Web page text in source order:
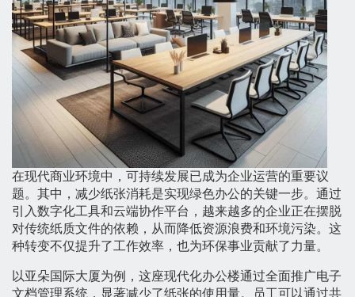
在现代商业环境中，可持续发展已成为企业运营的重要议
题。其中，减少纸张消耗是实现绿色办公的关键一步。通过
引入数字化工具和云端协作平台，越来越多的企业正在摆脱
对传统纸质文件的依赖，从而降低资源浪费和环境污染。这
种转变不仅提升了工作效率，也为环保事业贡献了力量。
以亚朵国际大厦为例，这座现代化办公楼通过全面推广电子
文档管理系统，显著减少了纸张的使用量。员工可以通过共